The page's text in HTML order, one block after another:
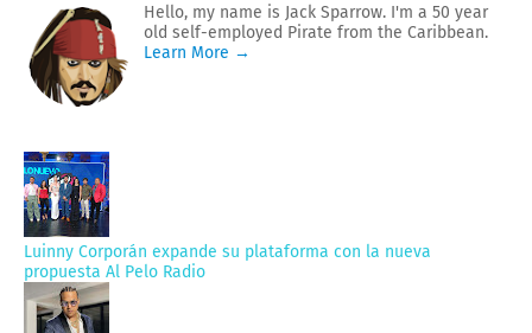
Hello, my name is Jack Sparrow. I'm a 50 year
old self-employed Pirate from the Caribbean.
Learn More →
Luinny Corporán expande su plataforma con la nueva
propuesta Al Pelo Radio